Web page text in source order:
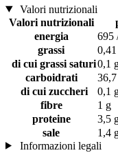
Valori nutrizionali
Valori nutrizionali
energia
695
grassi
di cui grassi saturi0,1
carboidrati
di cui zuccheri
0,1
fibre
1 g
proteine
3,5
sale
1,4
Informazioni legali